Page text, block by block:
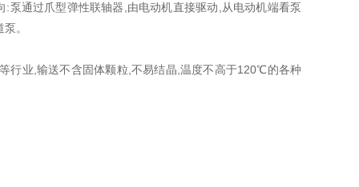
泵通过爪型弹性联轴器,由电动机直接驱动,从电动机端看泵
。
行业,输送不含固体颗粒,不易结晶,温度不高于120℃的各种